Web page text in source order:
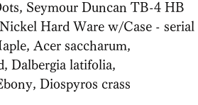
Seymour Duncan TB-4 HB
Hard Ware w/Case - serial
Acer saccharum,
Dalbergia latifolia,
Diospyros crass